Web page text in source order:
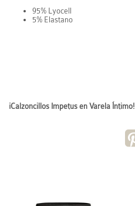
95% Lyocell
5% Elastano
¡Calzoncillos Impetus en Varela Íntimo!